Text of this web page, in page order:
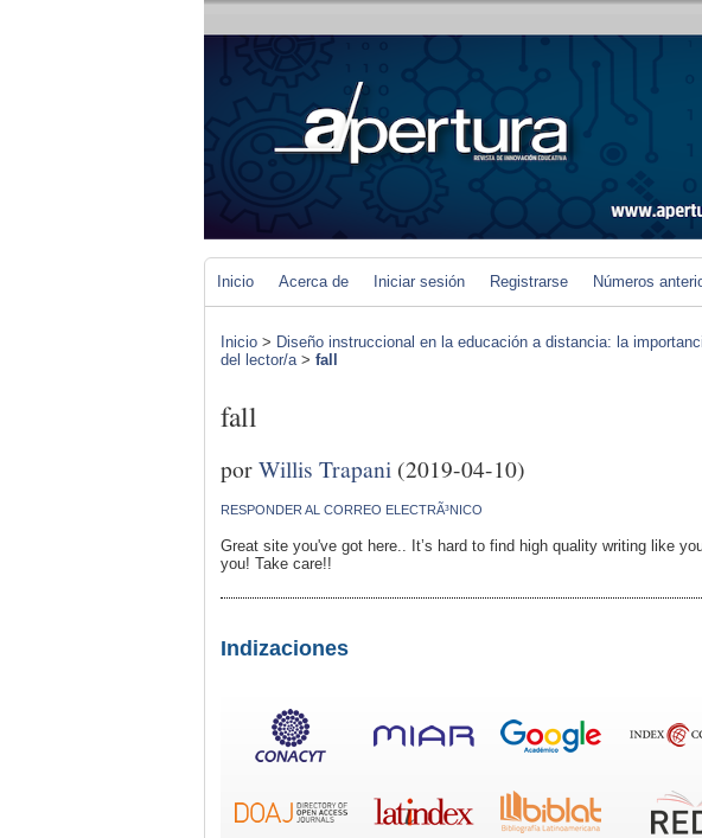
Inicio Acerca de Iniciar sesión Registrarse Números
Inicio > Diseño instruccional en la educación a distancia: la
del lector/a> fall
fall
porWillis Trapani (2019-04-10)
RESPONDER AL CORREO ELECTRÃ³NICO
Great site you've got here.. It’s hard to find high quality writing like
you! Take care!!
Indizaciones